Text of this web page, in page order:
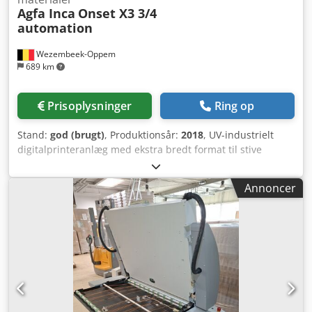
Wezembeek-Oppem
689 km
Agfa Inca Onset X3 3/4
automation
Prisoplysninger Ring op
Stand: god (brugt), Produktionsår: 2018, UV-industrielt
digitalprinteranlæg med ekstra bredt format til stive
materialer Inca Onset X2 er et højkvalitets, industrielt UV-
fladbed-blækstråleprinteranlæg, der er udviklet til print af
reklamegrafik, POS-materiale, emballage og specialprint.
X2 er udviklet af Inca Digital Printers (senere en del af
Agfa) og er designet som en produktionsprinter, der
kombinerer høj gennemstrømning med fremragende
billedkvalitet. Systemet er beregnet til produktionsmiljøer
med middel til høj produktionskapacitet, hvor
produktivitet, automatisering og pålidelighed er
afgørende. Printeren er oprindeligt en X3-model, men er
Annoncer